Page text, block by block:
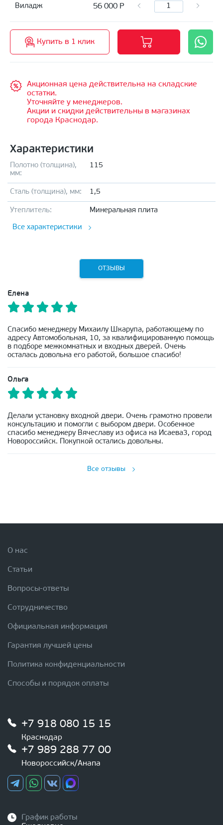
Виладж 56 000 Р
Купить в 1 клик
Акционная цена действительна на складские
остатки.
Уточняйте у менеджеров.
Акции и скидки действительны в магазинах
города Краснодар.
Характеристики
Полотно (толщина),
мм:
115
Сталь (толщина), мм: 1,5
Утеплитель: Минеральная плита
Все характеристики
ОТЗЫВЫ
Елена
Спасибо менеджеру Михаилу Шкарупа, работающему по
адресу Автомобольная, 10, за квалифицированную помощь
в подборе межкомнатных и входных дверей. Очень
осталась довольна его работой, большое спасибо!
Ольга
Делали установку входной двери. Очень грамотно провели
консультацию и помогли с выбором двери. Особенное
спасибо менеджеру Вячеславу из офиса на Исаева3, город
Новороссийск. Покупкой остались довольны.
Все отзывы
О нас
Статьи
Вопросы-ответы
Сотрудничество
Официальная информация
Гарантия лучшей цены
Политика конфиденциальности
Способы и порядок оплаты
+7 918 080 15 15
Краснодар
+7 989 288 77 00
Новороссийск/Анапа
График работы